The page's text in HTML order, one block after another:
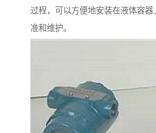
过程，可以方便地安装在液体容
准和维护。